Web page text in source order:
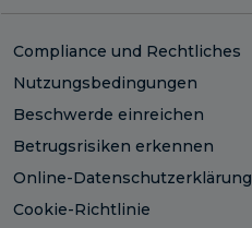
Compliance und Rechtliches
Nutzungsbedingungen
Beschwerde einreichen
Betrugsrisiken erkennen
Online-Datenschutzerklärung
Cookie-Richtlinie